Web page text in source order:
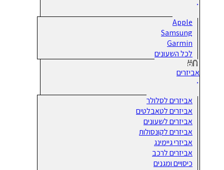
Apple
Samsung
Garmin
לכל השעונים
אביזרים
אביזרים לסלולר
אביזרים לטאבלטים
אביזרים לשעונים
אביזרים לקונסולות
אביזרי גיימינג
אביזרים לרכב
כיסויים ומגנים